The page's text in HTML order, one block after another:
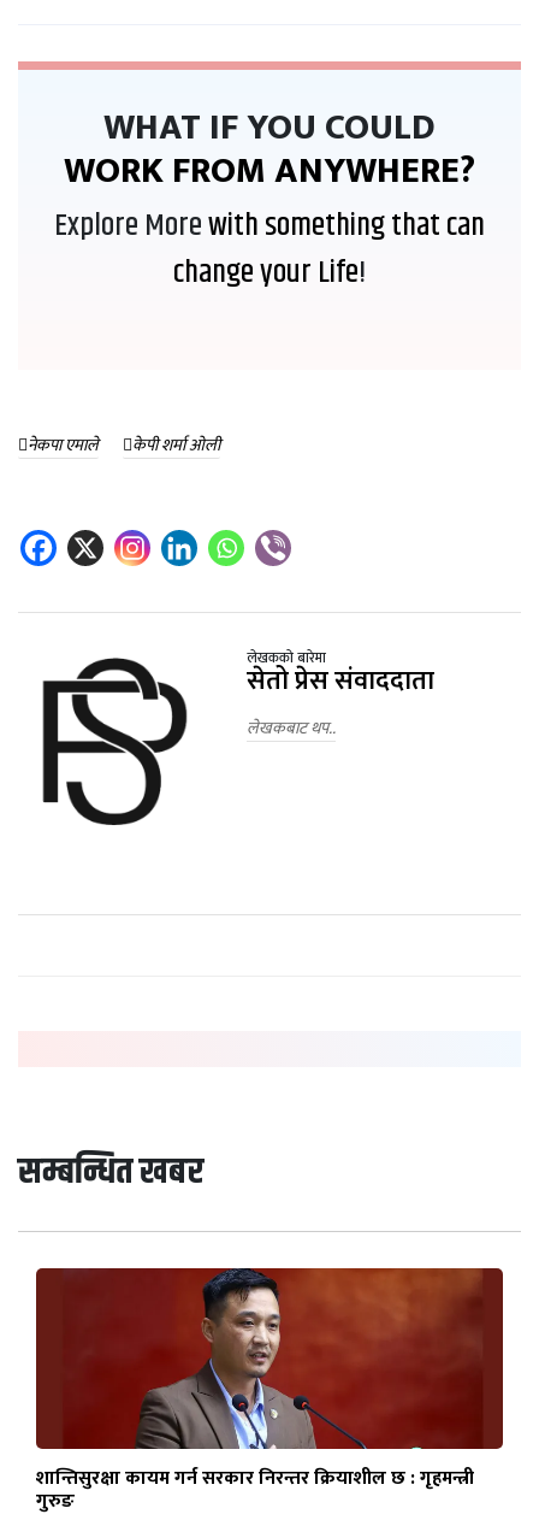
शेख
प्रत्यक्ष
कुराकानी,
बङ्गलादेश
आक्रोशित
WHAT IF YOU COULD
WORK FROM ANYWHERE?
Explore Morewith something that can
change your Life!
नेकपा एमाले केपी शर्मा ओली
लेखकको बारेमा
सेतो प्रेस संवाददाता
लेखकबाट थप..
सम्बन्धित खबर
शान्तिसुरक्षा कायम गर्न सरकार निरन्तर क्रियाशील छ : गृहमन्त्री
गुरुङ